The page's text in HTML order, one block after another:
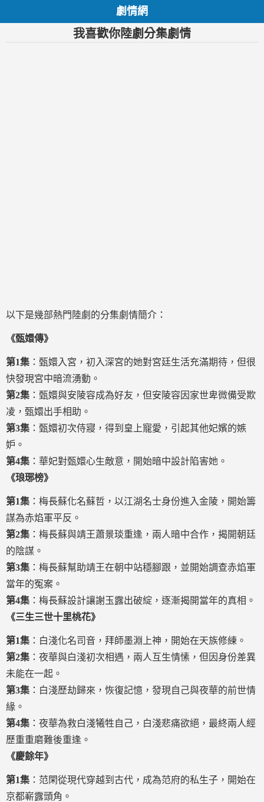
劇情網
我喜歡你陸劇分集劇情
以下是幾部熱門陸劇的分集劇情簡介：
《甄嬛傳》
第1集 ：甄嬛入宮，初入深宮的她對宮廷生活充滿期待，但很
快發現宮中暗流湧動。
第2集 ：甄嬛與安陵容成為好友，但安陵容因家世卑微備受欺
凌，甄嬛出手相助。
第3集 ：甄嬛初次侍寢，得到皇上寵愛，引起其他妃嬪的嫉
妒。
第4集 ：華妃對甄嬛心生敵意，開始暗中設計陷害她。
《琅琊榜》
第1集 ：梅長蘇化名蘇哲，以江湖名士身份進入金陵，開始籌
謀為赤焰軍平反。
第2集 ：梅長蘇與靖王蕭景琰重逢，兩人暗中合作，揭開朝廷
的陰謀。
第3集 ：梅長蘇幫助靖王在朝中站穩腳跟，並開始調查赤焰軍
當年的冤案。
第4集 ：梅長蘇設計讓謝玉露出破綻，逐漸揭開當年的真相。
《三生三世十里桃花》
第1集 ：白淺化名司音，拜師墨淵上神，開始在天族修練。
第2集 ：夜華與白淺初次相遇，兩人互生情愫，但因身份差異
未能在一起。
第3集 ：白淺歷劫歸來，恢復記憶，發現自己與夜華的前世情
緣。
第4集 ：夜華為救白淺犧牲自己，白淺悲痛欲絕，最終兩人經
歷重重磨難後重逢。
《慶餘年》
第1集 ：范閑從現代穿越到古代，成為范府的私生子，開始在
京都嶄露頭角。